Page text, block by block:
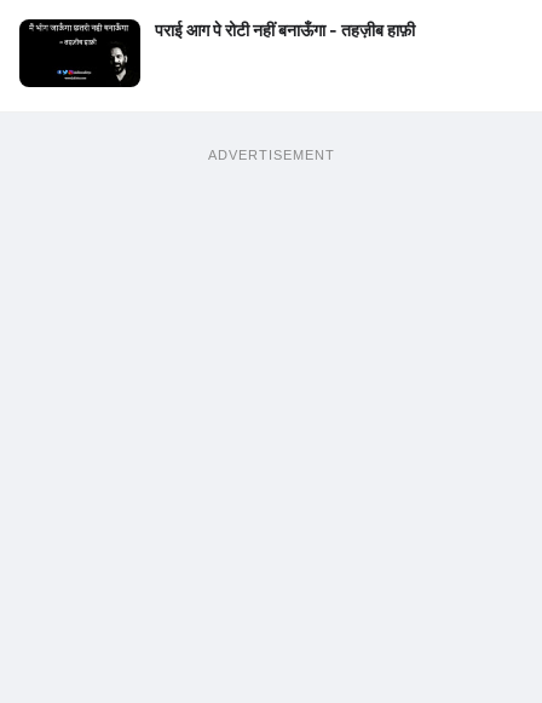
पराई आग पे रोटी नहीं बनाऊँगा - तहज़ीब हाफ़ी
ADVERTISEMENT